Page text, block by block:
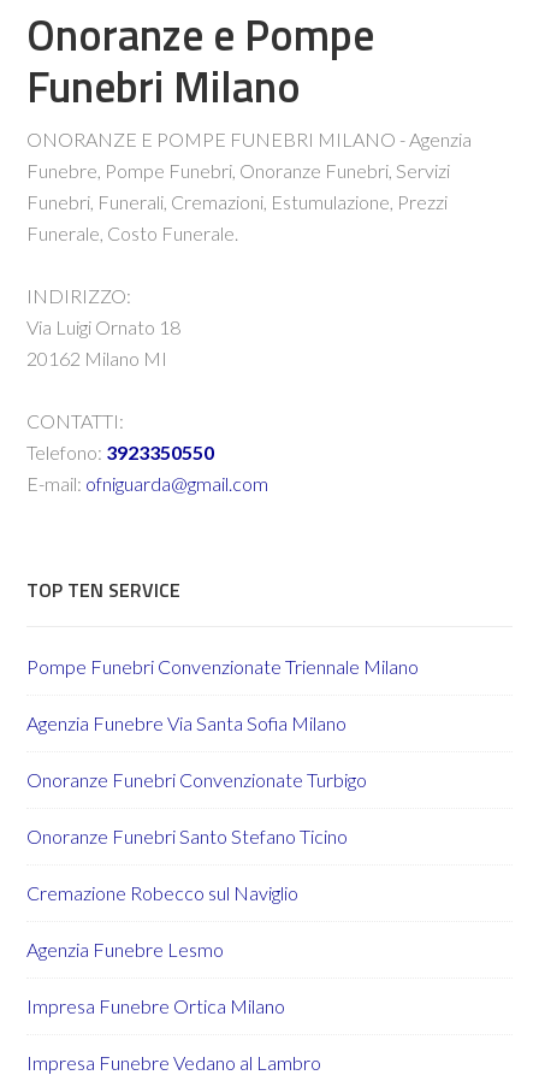
Onoranze e Pompe
Funebri Milano
ONORANZE E POMPE FUNEBRI MILANO - Agenzia
Funebre, Pompe Funebri, Onoranze Funebri, Servizi
Funebri, Funerali, Cremazioni, Estumulazione, Prezzi
Funerale, Costo Funerale.
INDIRIZZO:
Via Luigi Ornato 18
20162 Milano MI
CONTATTI:
Telefono: 3923350550
E-mail: ofniguarda@gmail.com
TOP TEN SERVICE
Pompe Funebri Convenzionate Triennale Milano
Agenzia Funebre Via Santa Sofia Milano
Onoranze Funebri Convenzionate Turbigo
Onoranze Funebri Santo Stefano Ticino
Cremazione Robecco sul Naviglio
Agenzia Funebre Lesmo
Impresa Funebre Ortica Milano
Impresa Funebre Vedano al Lambro